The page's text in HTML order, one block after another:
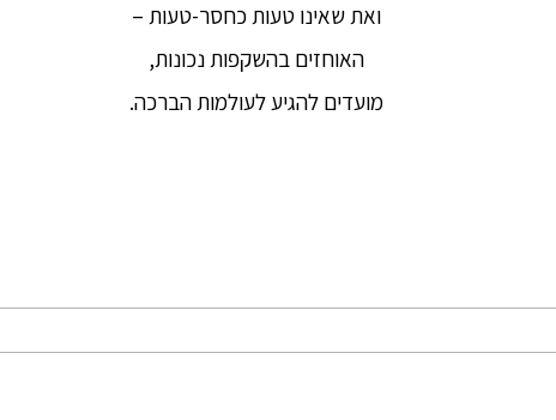
ואת שאינו טעות כחסר-טעות –
האוחזים בהשקפות נכונות,
מועדים להגיע לעולמות הברכה.